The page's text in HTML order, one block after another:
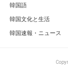
韓国語
韓国文化と生活
韓国速報・ニュース